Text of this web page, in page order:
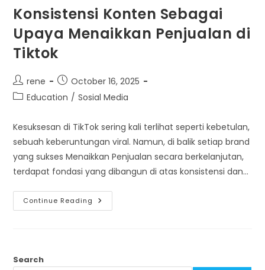
Konsistensi Konten Sebagai
Upaya Menaikkan Penjualan di
Tiktok
Post
author:
rene
Post
published:
October 16, 2025
PostEducation / Sosial Media
Kesuksesan di TikTok sering kali terlihat seperti kebetulan,
sebuah keberuntungan viral. Namun, di balik setiap brand
yang sukses Menaikkan Penjualan secara berkelanjutan,
terdapat fondasi yang dibangun di atas konsistensi dan…
Continue Reading Konsistensi
Konten
Search